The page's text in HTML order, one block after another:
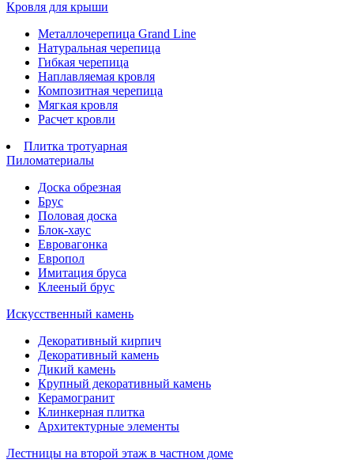
Кровля для крыши
Металлочерепица Grand Line
Натуральная черепица
Гибкая черепица
Наплавляемая кровля
Композитная черепица
Мягкая кровля
Расчет кровли
Плитка тротуарная
Пиломатериалы
Доска обрезная
Брус
Половая доска
Блок-хаус
Евровагонка
Европол
Имитация бруса
Клееный брус
Искусственный камень
Декоративный кирпич
Декоративный камень
Дикий камень
Крупный декоративный камень
Керамогранит
Клинкерная плитка
Архитектурные элементы
Лестницы на второй этаж в частном доме